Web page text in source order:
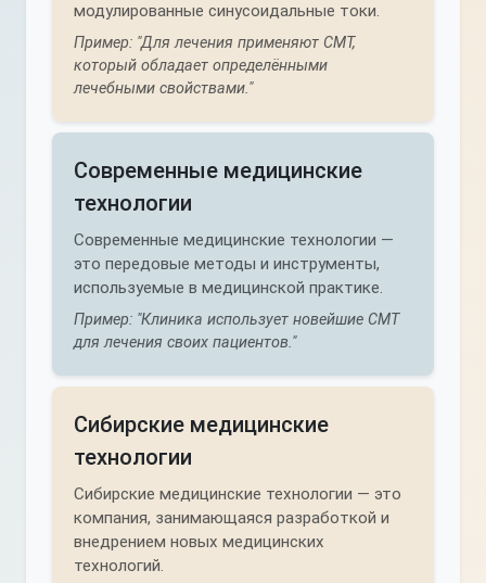
модулированные синусоидальные токи.
Пример: "Для лечения применяют СМТ,
который обладает определёнными
лечебными свойствами."
Современные медицинские
технологии
Современные медицинские технологии —
это передовые методы и инструменты,
используемые в медицинской практике.
Пример: "Клиника использует новейшие СМТ
для лечения своих пациентов."
Сибирские медицинские
технологии
Сибирские медицинские технологии — это
компания, занимающаяся разработкой и
внедрением новых медицинских
технологий.